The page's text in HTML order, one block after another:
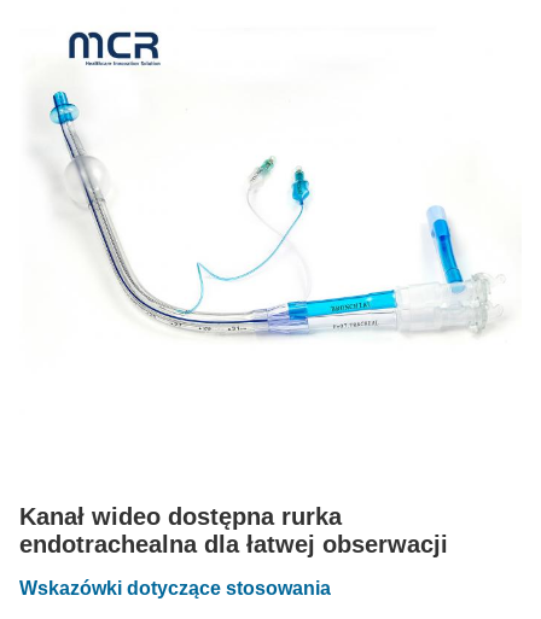
Kanał wideo dostępna rurka
endotrachealna dla łatwej obserwacji
Wskazówki dotyczące stosowania